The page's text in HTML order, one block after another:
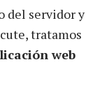
del servidor y
tratamos
web